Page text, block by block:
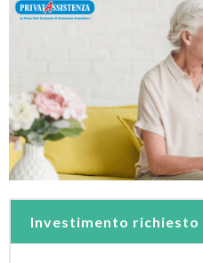
Investimento richiesto